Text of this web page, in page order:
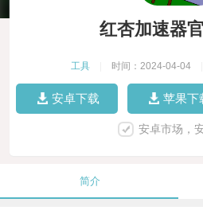
红杏加速器
工具 时间：2024-04-04
安卓下载 苹果下
安卓市场，
简介